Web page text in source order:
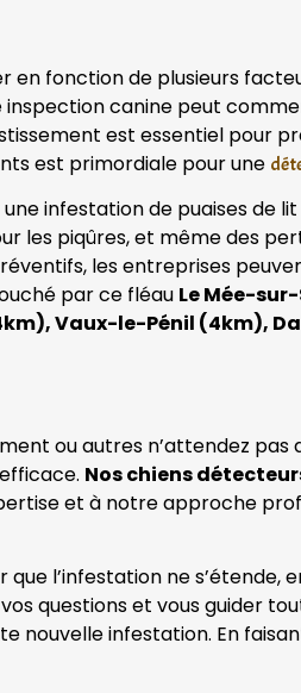
fonction de plusieurs
canine peut
est essentiel pour
est primordiale pour une
infestation de puaises de
les piqûres, et même des
les entreprises
par ce fléau Le Mée-
Vaux-le-Pénil (4km),
ou autres n’attendez
Nos chiens
et à notre approche
l’infestation ne s’étende,
questions et vous guider
infestation. En